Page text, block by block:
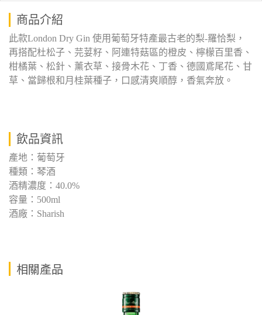
商品介紹
此款London Dry Gin 使用葡萄牙特產最古老的梨-羅恰梨，
再搭配杜松子、芫荽籽、阿連特菇區的橙皮、檸檬百里香、
柑橘葉、松針、薰衣草、接骨木花、丁香、德國鳶尾花、甘
草、當歸根和月桂葉種子，口感清爽順醇，香氣奔放。
飲品資訊
產地：葡萄牙
種類：琴酒
酒精濃度：40.0%
容量：500ml
酒廠：Sharish
相關產品